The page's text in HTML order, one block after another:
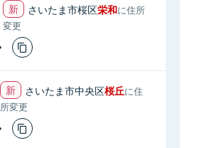
さいたま市桜区栄和に住所
変更
さいたま市中央区桜丘に住
所変更